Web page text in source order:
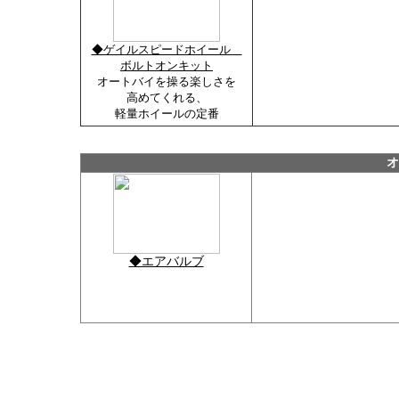
◆ゲイルスピードホイール
ボルトオンキット
オートバイを操る楽しさを
高めてくれる、
軽量ホイールの定番
◆エアバルブ